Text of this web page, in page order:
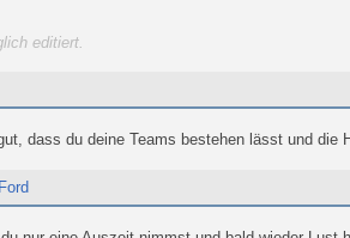
editiert.
dass du deine Teams bestehen lässt und die